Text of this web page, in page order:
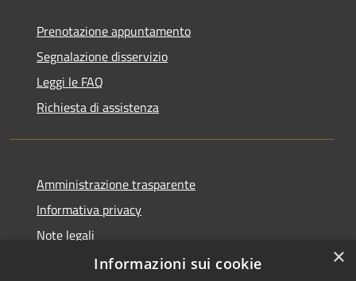
Prenotazione appuntamento
Segnalazione disservizio
Leggi le FAQ
Richiesta di assistenza
Amministrazione trasparente
Informativa privacy
Note legali
Dichiarazione di accessibilità
×
Informazioni sui cookie